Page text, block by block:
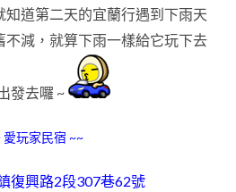
道第二天的宜蘭行遇到下雨天
不減 ，就算下雨一樣給它玩下去
發去囉 ~
愛玩家民宿 ~~
復興路2段307巷62號